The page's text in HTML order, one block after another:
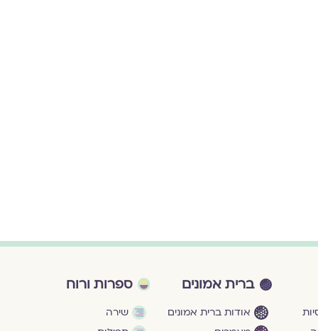
ברית אמונים
אודות ברית אמונים
ספרות ורוח
שירה